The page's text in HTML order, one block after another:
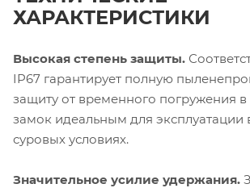
ХАРАКТЕРИСТИКИ
Высокая степень защиты.
IP67 гарантирует полную
защиту от временного погружения в
замок идеальным для эксплуатации
суровых условиях.
Значительное усилие удержания.